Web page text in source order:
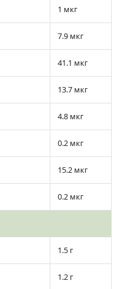
1 мкг
7.9 мкг
41.1 мкг
13.7 мкг
4.8 мкг
0.2 мкг
15.2 мкг
0.2 мкг
1.5 г
1.2 г